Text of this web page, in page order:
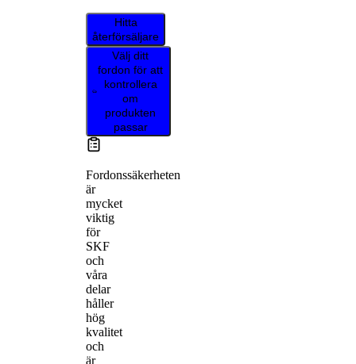
Hitta
återförsäljare
Välj ditt
fordon för att
kontrollera
om
produkten
passar
Fordonssäkerheten
är
mycket
viktig
för
SKF
och
våra
delar
håller
hög
kvalitet
och
är